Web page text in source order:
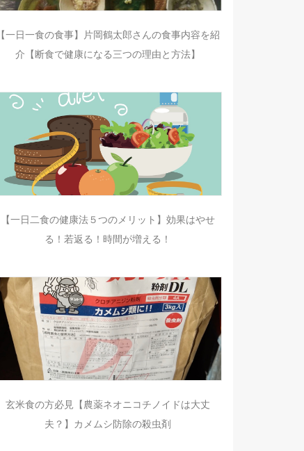
【一日一食の食事】片岡鶴太郎さんの食事内容を紹
介【断食で健康になる三つの理由と方法】
【一日二食の健康法５つのメリット】効果はやせ
る！若返る！時間が増える！
玄米食の方必見【農薬ネオニコチノイドは大丈
夫？】カメムシ防除の殺虫剤